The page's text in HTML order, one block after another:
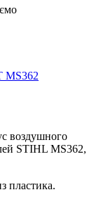
воздушного
STIHL MS362,
пластика.